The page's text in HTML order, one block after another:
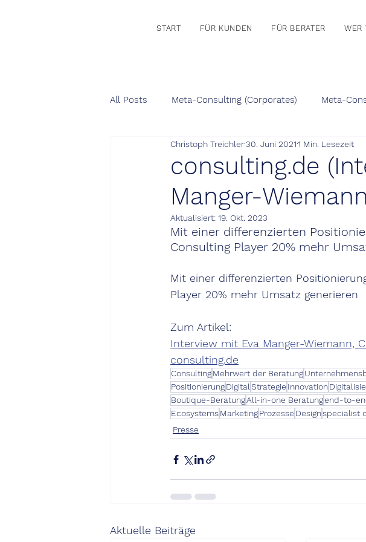
START FÜR KUNDEN FÜR BERATER WER
All Posts Meta-Consulting (Corporates) Meta-
consulting.de
Manger-
Christoph Treichler 30. Juni 20211 Min. Lesezeit
Aktualisiert: 19. Okt. 2023
Mit einer differenzierten
Consulting Player 20% mehr
Mit einer differenzierten
Player 20% mehr Umsatz generieren
Zum Artikel:
Interview mit Eva Manger-Wiemann,
consulting.de
ConsultingMehrwert der Beratung
PositionierungDigital Strategie Innovation
Boutique-BeratungAll-in-one Beratungend-to-
EcosystemsMarketingProzesse Designspecialist
Presse
Aktuelle Beiträge